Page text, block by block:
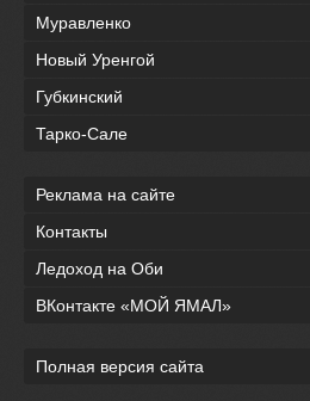
Муравленко
Новый Уренгой
Губкинский
Тарко-Сале
Реклама на сайте
Контакты
Ледоход на Оби
ВКонтакте «МОЙ ЯМАЛ»
Полная версия сайта